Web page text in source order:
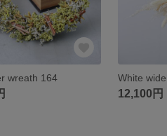
wreath 164 White
12,100円